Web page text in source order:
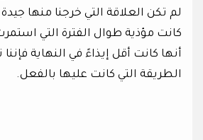
لم تكن العلاقة التي خرجنا منها
كانت مؤذية طوال الفترة التي
أنها كانت أقل إيذاءً في النهاية فإننا
الطريقة التي كانت عليها بالفعل.